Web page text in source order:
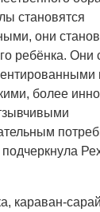
становятся
они
ребёнка. Они
более